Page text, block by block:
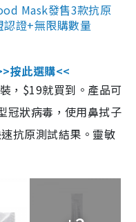
Mask發售3款抗原
證+無限購數量
按此選購<<
，$19就買到。產品可
狀病毒，使用鼻拭子
抗原測試結果。靈敏